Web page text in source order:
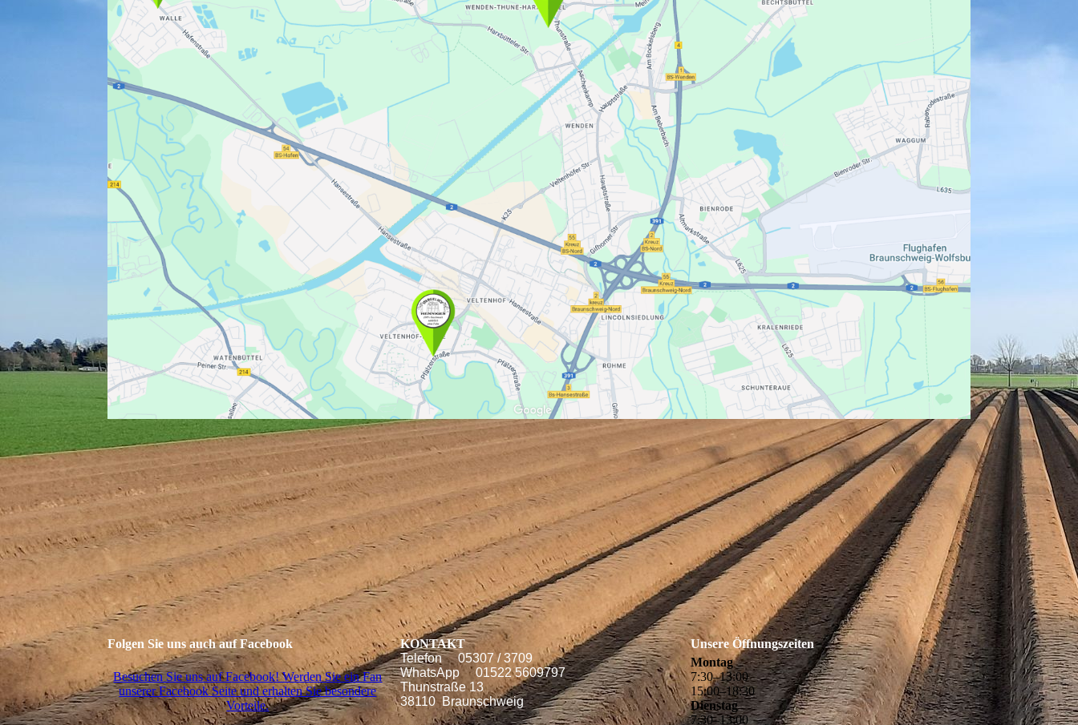
Folgen Sie uns auch auf Facebook
Besuchen Sie uns auf Facebook! Werden Sie ein Fan
unserer Facebook Seite und erhalten Sie besondere
Vorteile.
KONTAKT
Telefon 05307 / 3709
WhatsApp 01522 5609797
Thunstraße 13
38110 Braunschweig
Unsere Öffnungszeiten
Montag
7:30–13:00
15:00–18:30
Dienstag
7:30–13:00